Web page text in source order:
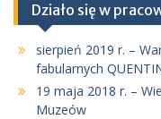
Działo się w
sierpień 2019 r. –
fabularnych
19 maja 2018 r. –
Muzeów